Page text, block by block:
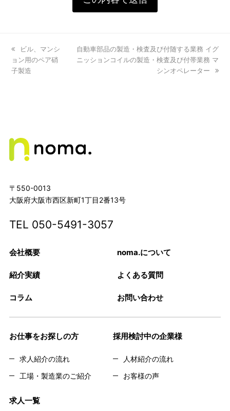
previous
post:
ビル、マンシ
ョン用のペア硝
子製造
next
post:
自動車部品の製造・検査及び付随する業務 イグ
ニッションコイルの製造・検査及び付帯業務 マ
シンオペレーター
〒550-0013
大阪府大阪市西区新町1丁目2番13号
TEL 050-5491-3057
会社概要 noma.について
紹介実績 よくある質問
コラム お問い合わせ
お仕事をお探しの方
求人紹介の流れ
工場・製造業のご紹介
採用検討中の企業様
人材紹介の流れ
お客様の声
求人一覧